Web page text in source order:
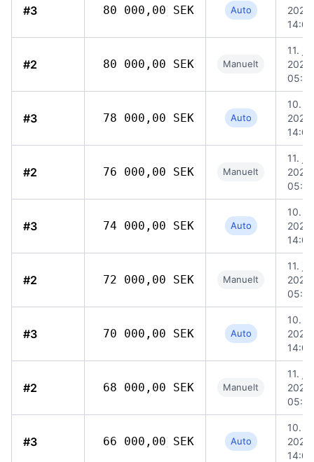
#3 80 000,00 SEK Auto
2026,
14:04
#2 80 000,00 SEK Manuelt
11.
2026,
#3 78 000,00 SEK Auto
10.
2026,
14:04
#2 76 000,00 SEK Manuelt
11.
2026,
#3 74 000,00 SEK Auto
10.
2026,
14:04
#2 72 000,00 SEK Manuelt
11.
2026,
#3 70 000,00 SEK Auto
10.
2026,
14:04
#2 68 000,00 SEK Manuelt
11.
2026,
05:52
#3 66 000,00 SEK Auto
10.
2026,
14:04